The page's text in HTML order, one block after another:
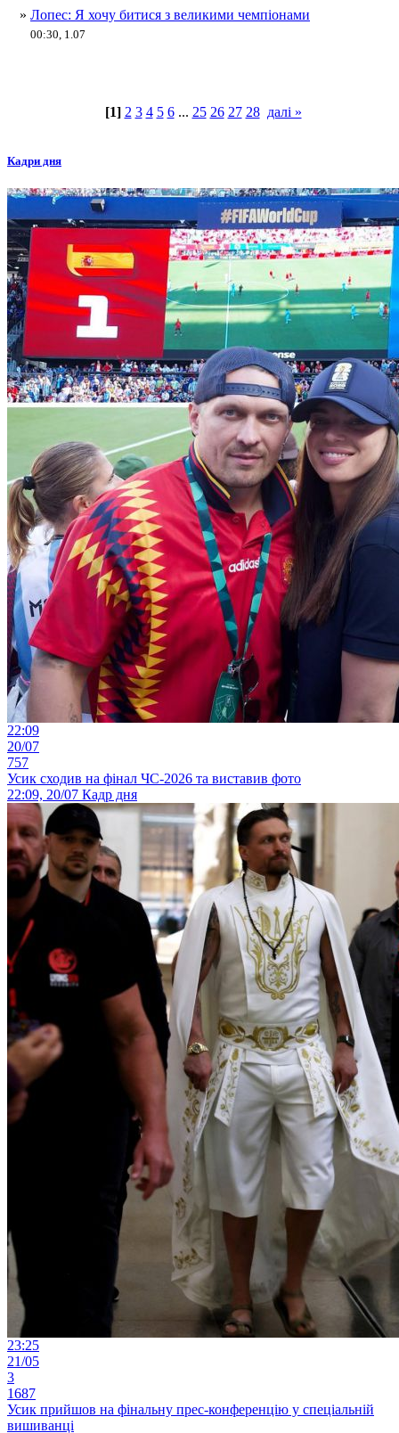
» Лопес: Я хочу битися з великими чемпіонами
00:30, 1.07
[1] 2 3 4 5 6... 25 26 27 28 далі »
Кадри дня
22:09
20/07
757
Усик сходив на фінал ЧС-2026 та виставив фото
22:09, 20/07 Кадр дня
23:25
21/05
3
1687
Усик прийшов на фінальну прес-конференцію у спеціальній
вишиванці